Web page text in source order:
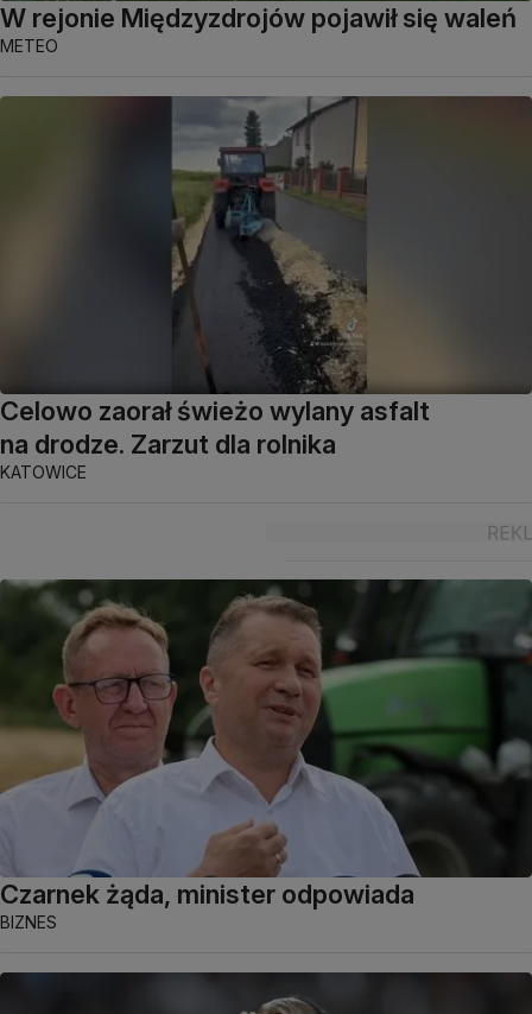
W rejonie Międzyzdrojów pojawił się waleń
METEO
Celowo zaorał świeżo wylany asfalt
na drodze. Zarzut dla rolnika
KATOWICE
Czarnek żąda, minister odpowiada
BIZNES